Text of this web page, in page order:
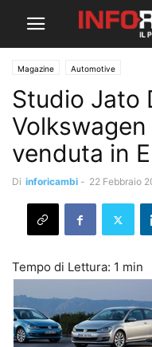
Magazine Automotive
Studio Jato
Volkswagen
venduta in
Di inforicambi - 22 Febbraio